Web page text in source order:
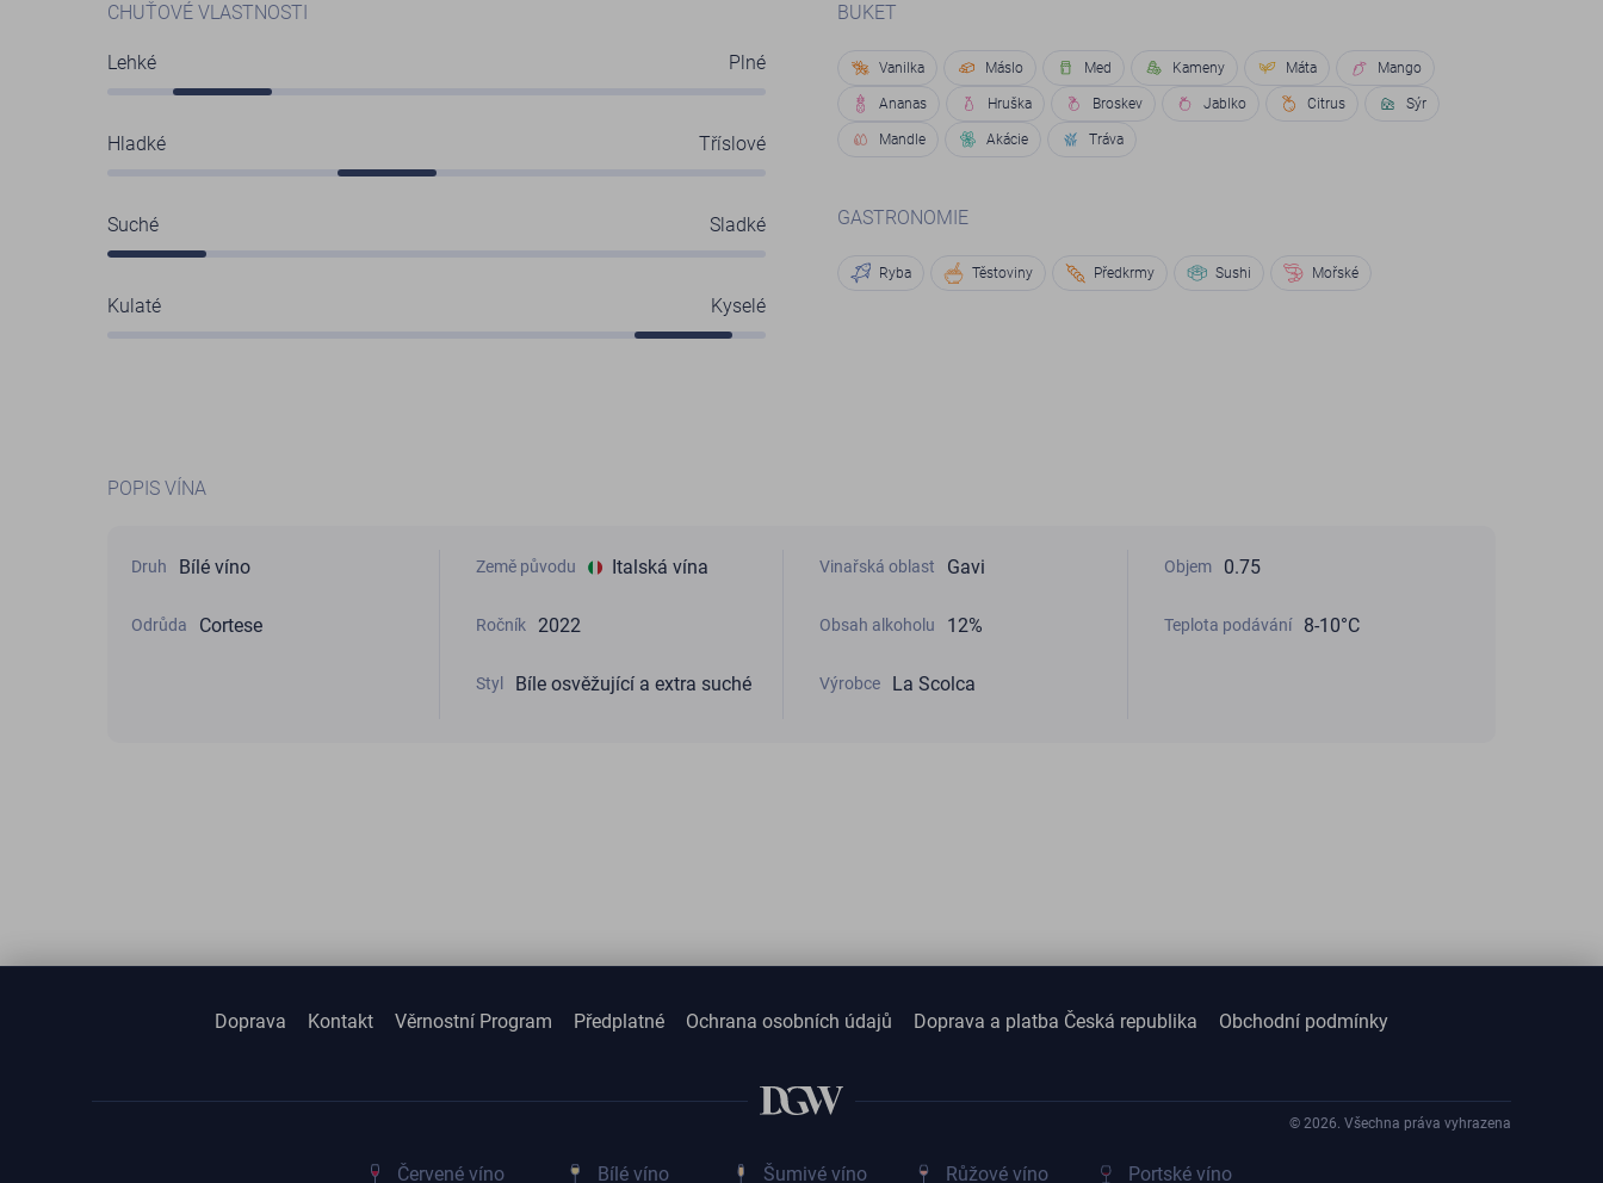
BUKET
Vanilka Máslo Med Kameny Máta Mango
Ananas Hruška Broskev Jablko Citrus Sýr
Mandle Akácie Tráva
GASTRONOMIE
Ryba Těstoviny Předkrmy Sushi Mořské
CHUŤOVÉ VLASTNOSTI
Lehké Plné
Hladké Tříslové
Suché Sladké
Kulaté Kyselé
POPIS VÍNA
Druh Bílé víno
Odrůda Cortese
Země původu Italská vína
Ročník 2022
Styl Bíle osvěžující a extra suché
Vinařská oblast Gavi
Obsah alkoholu 12%
Výrobce La Scolca
Objem 0.75
Teplota podávání 8-10°С
Doprava Kontakt Věrnostní Program Předplatné Ochrana osobních údajů Doprava a platba Česká republika Obchodní podmínky
© 2026. Všechna práva vyhrazena
Červené víno Bílé víno Šumivé víno Růžové víno Portské víno